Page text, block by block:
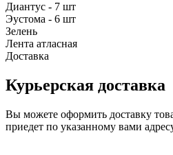
Диантус - 7 шт
Эустома - 6 шт
Зелень
Лента атласная
Доставка
Курьерская доставка
Вы можете оформить доставку
приедет по указанному вами